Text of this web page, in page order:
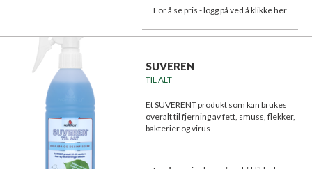
For å se pris - logg på ved å klikke her
SUVEREN
TIL ALT
Et SUVERENT produkt som kan brukes
overalt til fjerning av fett, smuss, flekker,
bakterier og virus